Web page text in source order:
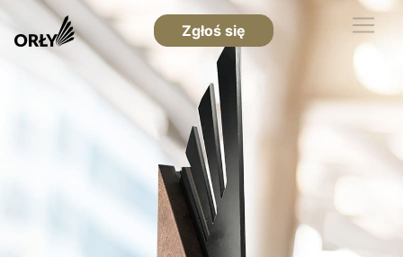
Zgłoś się